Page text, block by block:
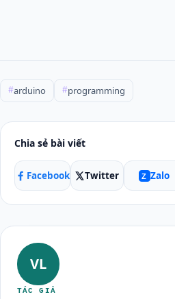
#arduino #programming
Chia sẻ bài viết
Facebook Twitter Z Zalo
VL
TÁC GIẢ